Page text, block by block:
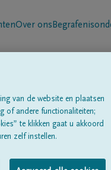
Over ons
van de website en plaatsen
of andere functionaliteiten;
te klikken gaat u akkoord
zelf instellen.